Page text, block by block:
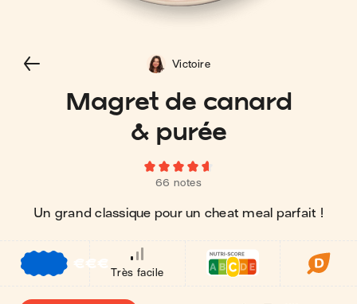
Magret de canard
& purée
66 notes
Un grand classique pour un cheat meal parfait !
Victoire
€€€
Très facile